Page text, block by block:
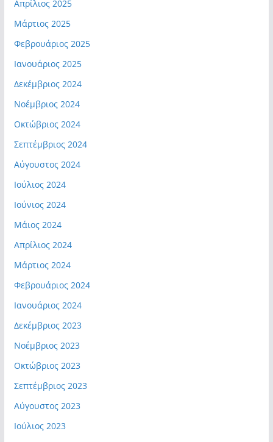
Απρίλιος 2025
Μάρτιος 2025
Φεβρουάριος 2025
Ιανουάριος 2025
Δεκέμβριος 2024
Νοέμβριος 2024
Οκτώβριος 2024
Σεπτέμβριος 2024
Αύγουστος 2024
Ιούλιος 2024
Ιούνιος 2024
Μάιος 2024
Απρίλιος 2024
Μάρτιος 2024
Φεβρουάριος 2024
Ιανουάριος 2024
Δεκέμβριος 2023
Νοέμβριος 2023
Οκτώβριος 2023
Σεπτέμβριος 2023
Αύγουστος 2023
Ιούλιος 2023